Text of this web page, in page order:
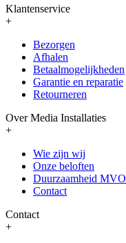
Klantenservice
+
Bezorgen
Afhalen
Betaalmogelijkheden
Garantie en reparatie
Retourneren
Over Media Installaties
+
Wie zijn wij
Onze beloften
Duurzaamheid MVO
Contact
Contact
+